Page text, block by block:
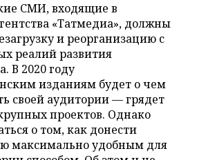
СМИ, входящие в
«Татмедиа», должны
и реорганизацию с
реалий развития
В 2020 году
изданиям будет о чем
своей аудитории — грядет
проектов. Однако
о том, как донести
максимально удобным для